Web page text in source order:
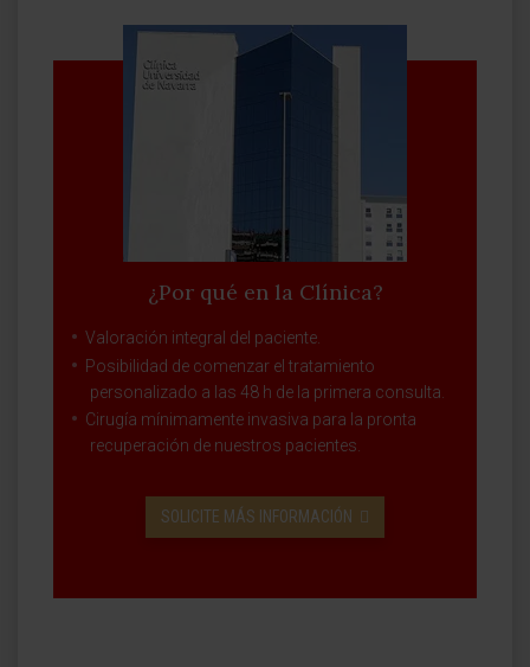
¿Por qué en la Clínica?
Valoración integral del paciente.
Posibilidad de comenzar el tratamiento
personalizado a las 48 h de la primera consulta.
Cirugía mínimamente invasiva para la pronta
recuperación de nuestros pacientes.
SOLICITE MÁS INFORMACIÓN